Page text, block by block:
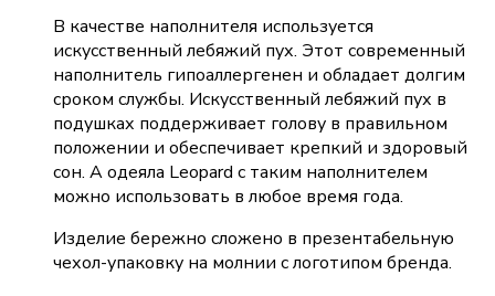
В качестве наполнителя используется
искусственный лебяжий пух. Этот современный
наполнитель гипоаллергенен и обладает долгим
сроком службы. Искусственный лебяжий пух в
подушках поддерживает голову в правильном
положении и обеспечивает крепкий и здоровый
сон. А одеяла Leopard с таким наполнителем
можно использовать в любое время года.
Изделие бережно сложено в презентабельную
чехол-упаковку на молнии с логотипом бренда.